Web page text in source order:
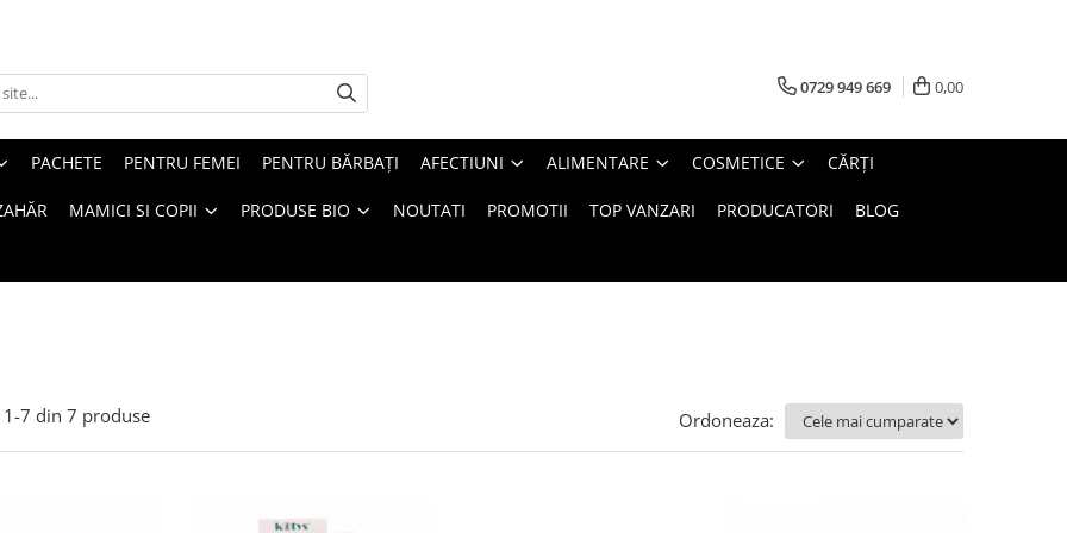
0729 949 669 0,00
PACHETE PENTRU FEMEI PENTRU BĂRBAȚI AFECTIUNI ALIMENTARE COSMETICE CĂRȚI
MAMICI SI COPII PRODUSE BIO NOUTATI PROMOTII TOP VANZARI PRODUCATORI BLOG
1-7 din 7 produse Ordoneaza: